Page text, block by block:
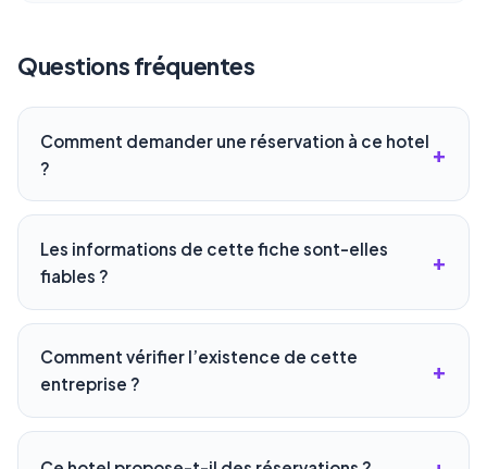
Questions fréquentes
Comment demander une réservation à ce hotel
?
Les informations de cette fiche sont-elles
fiables ?
Comment vérifier l’existence de cette
entreprise ?